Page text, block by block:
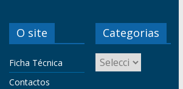
O site
Ficha Técnica
Contactos
Categorias